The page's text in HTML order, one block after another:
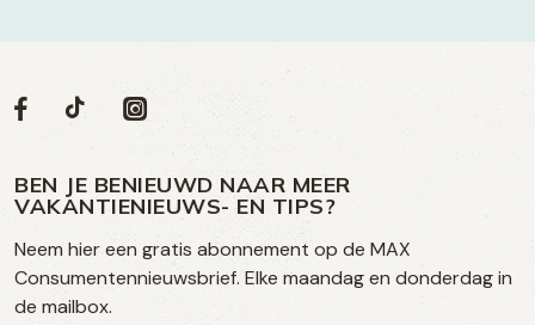
Volg
op
social
media
Social
Volg
op
Facebook
Volg
op
TikTok
Volg
op
Instagram
BEN JE BENIEUWD NAAR MEER
VAKANTIENIEUWS- EN TIPS?
Neem hier een gratis abonnement op de MAX
Consumentennieuwsbrief. Elke maandag en donderdag in
de mailbox.